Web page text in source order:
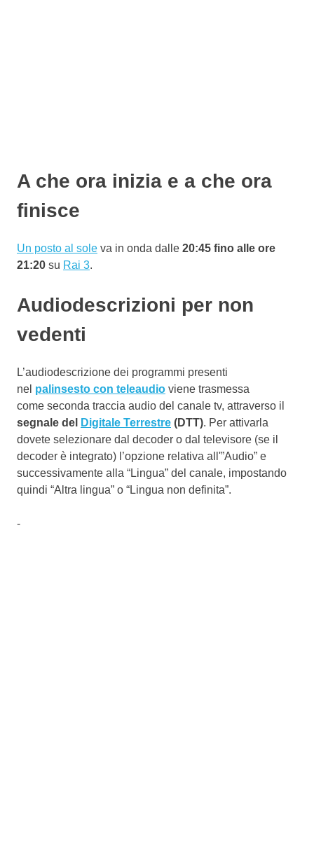
A che ora inizia e a che ora
finisce
Un posto al sole va in onda dalle 20:45 fino alle ore
21:20 su Rai 3.
Audiodescrizioni per non
vedenti
L’audiodescrizione dei programmi presenti
nel palinsesto con teleaudio viene trasmessa
come seconda traccia audio del canale tv, attraverso il
segnale del
Digitale Terrestre (DTT). Per attivarla
dovete selezionare dal decoder o dal televisore (se il
decoder è integrato) l’opzione relativa all'”Audio” e
successivamente alla “Lingua” del canale, impostando
quindi “Altra lingua” o “Lingua non definita”.
-